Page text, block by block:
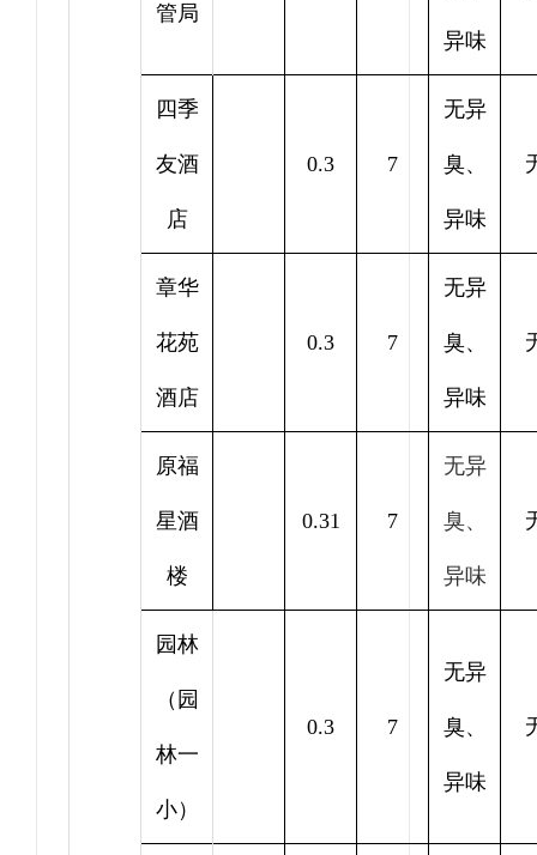
管局
异味
四季
友酒
店
0.3 7
无异
臭、
异味
章华
花苑
酒店
0.3 7
无异
臭、
异味
原福
星酒
楼
0.31 7
无异
臭、
异味
园林
（园
林一
小）
0.3 7
无异
臭、
异味